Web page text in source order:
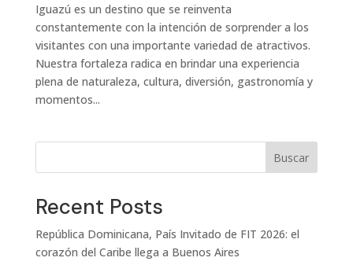
Iguazú es un destino que se reinventa
constantemente con la intención de sorprender a los
visitantes con una importante variedad de atractivos.
Nuestra fortaleza radica en brindar una experiencia
plena de naturaleza, cultura, diversión, gastronomía y
momentos...
Buscar
Recent Posts
República Dominicana, País Invitado de FIT 2026: el
corazón del Caribe llega a Buenos Aires